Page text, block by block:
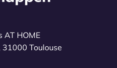
AT HOME
31000 Toulouse